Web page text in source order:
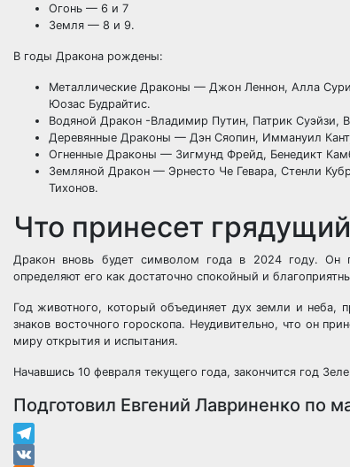
Огонь — 6 и 7
Земля — 8 и 9.
В годы Дракона рождены:
Металлические Драконы — Джон Леннон, Алла
Юозас Будрайтис.
Водяной Дракон -Владимир Путин, Патрик Суэйзи,
Деревянные Драконы — Дэн Сяопин, Иммануил
Огненные Драконы — Зигмунд Фрейд, Бенедикт
Земляной Дракон — Эрнесто Че Гевара, Стенли
Тихонов.
Что принесет
Дракон вновь будет символом года в 2024 году. Он
определяют его как достаточно спокойный и
Год животного, который объединяет дух земли и неба,
знаков восточного гороскопа. Неудивительно, что он
миру открытия и испытания.
Начавшись 10 февраля текущего года, закончится год
Подготовил Евгений Лавриненко по
Telegram